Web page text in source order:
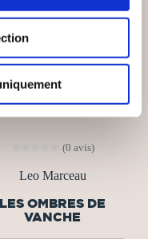
(0 avis)
Leo Marceau
LES OMBRES DE
VANCHE